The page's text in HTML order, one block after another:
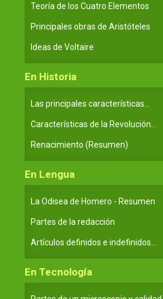
Teoría de los Cuatro Elementos
Principales obras de Aristóteles
Ideas de Voltaire
En Historia
Las principales características...
Características de la Revolución...
Renacimiento (Resumen)
En Lengua
La Odisea de Homero - Resumen
Partes de la redacción
Artículos definidos e indefinidos...
En Tecnología